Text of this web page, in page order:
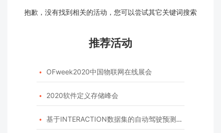
抱歉，没有找到相关的活动，您可以尝试其它关键词搜索
推荐活动
 OFweek2020中国物联网在线展会
 2020软件定义存储峰会
 基于INTERACTION数据集的自动驾驶预测模型挑战赛